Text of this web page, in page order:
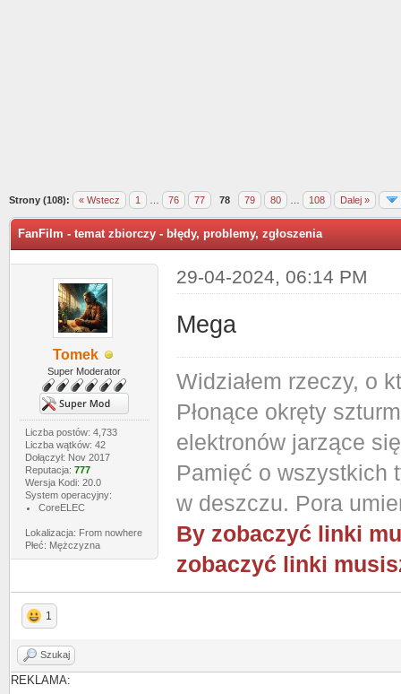
Strony (108): « Wstecz 1 76 77 78 79 80 108 Dalej »
FanFilm - temat zbiorczy - błędy, problemy, zgłoszenia
Tomek
Super Moderator
Liczba postów: 4,733
Liczba wątków: 42
Dołączył: Nov 2017
Reputacja: 777
Wersja Kodi: 20.0
System operacyjny:
CoreELEC
Lokalizacja: From nowhere
Płeć: Mężczyzna
29-04-2024, 06:14 PM
Mega
Widziałem rzeczy, o
Płonące okręty
elektronów jarzące
Pamięć o wszystkich
w deszczu. Pora
By zobaczyć linki
zobaczyć linki
1
Szukaj
REKLAMA: